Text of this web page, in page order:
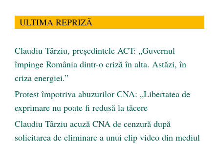
ULTIMA REPRIZĂ
Claudiu Târziu, președintele ACT: „Guvernul
împinge România dintr-o criză în alta. Astăzi, în
criza energiei.”
Protest împotriva abuzurilor CNA: „Libertatea de
exprimare nu poate fi redusă la tăcere
Claudiu Târziu acuză CNA de cenzură după
solicitarea de eliminare a unui clip video din mediul